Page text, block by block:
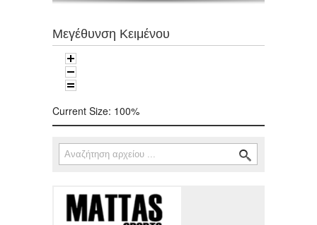
Μεγέθυνση Κειμένου
Current Size: 100%
Φόρμα αναζήτησης
Αναζήτηση